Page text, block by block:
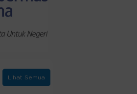
Lihat Semua